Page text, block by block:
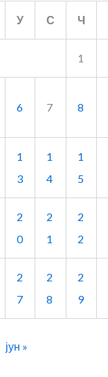
У С Ч
1
6 7 8
1
3
1
4
1
5
2
0
2
1
2
2
2
7
2
8
2
9
јун »